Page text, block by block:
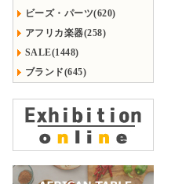
ビーズ・パーツ(620)
アフリカ楽器(258)
SALE(1448)
ブランド(645)